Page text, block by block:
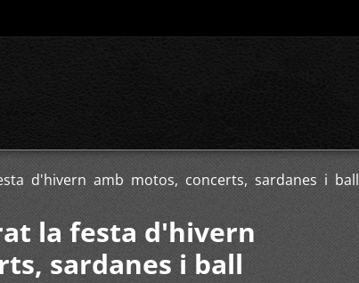
d'hivern amb motos, concerts, sardanes i ball
la festa d'hivern
sardanes i ball